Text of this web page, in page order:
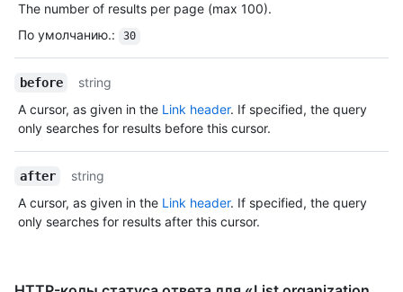
The number of results per page (max 100).
По умолчанию.: 30
before
string
A cursor, as given in the Link header. If specified, the query
only searches for results before this cursor.
after
string
A cursor, as given in the Link header. If specified, the query
only searches for results after this cursor.